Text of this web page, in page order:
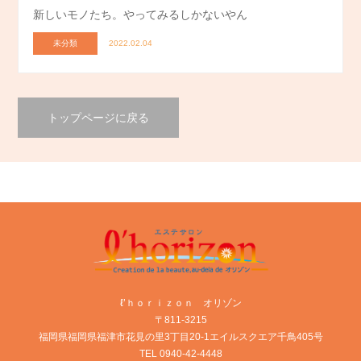
新しいモノたち。やってみるしかないやん
未分類 2022.02.04
トップページに戻る
ℓ’ｈｏｒｉｚｏｎ オリゾン
〒811-3215
福岡県福岡県福津市花見の里3丁目20-1エイルスクエア千鳥405号
TEL 0940-42-4448